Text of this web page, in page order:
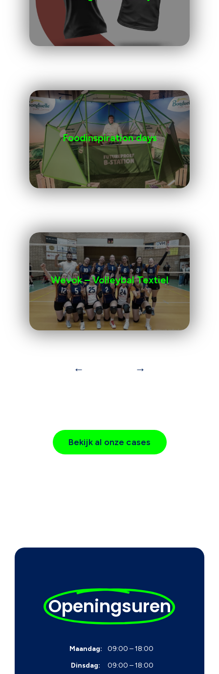
Foodinspiration days
Wevok – Volleybal Textiel
← →
Bekijk al onze cases
Openingsuren
Maandag:
09:00 – 18:00
Dinsdag:
09:00 – 18:00